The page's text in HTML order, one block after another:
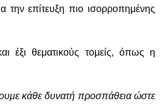
την επίτευξη πιο ισορροπημένης
έξι θεματικούς τομείς, όπως η
κάθε δυνατή προσπάθεια ώστε